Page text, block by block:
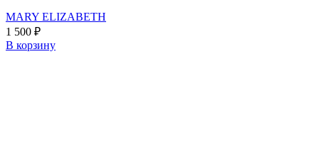
MARY ELIZABETH
1 500 ₽
В корзину